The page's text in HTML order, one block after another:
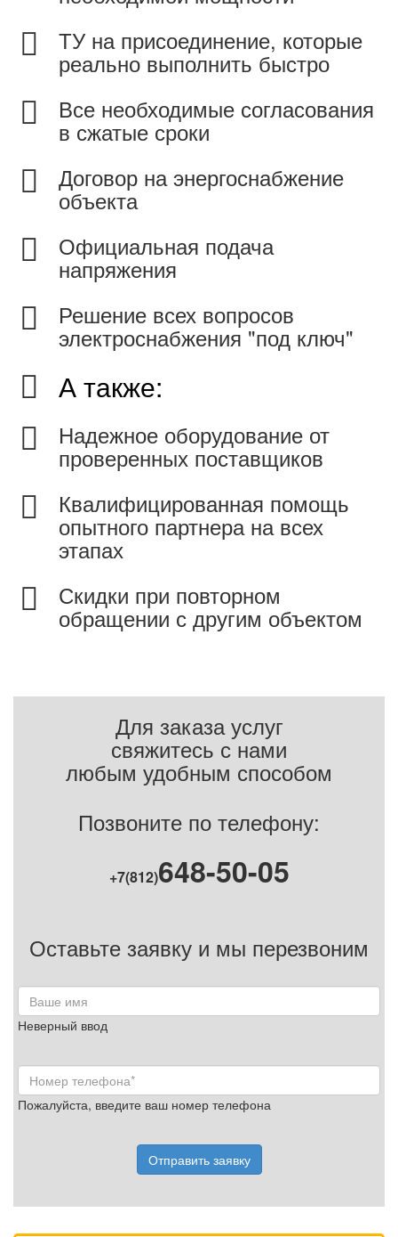
ТУ на присоединение, которые
реально выполнить быстро
Все необходимые согласования
в сжатые сроки
Договор на энергоснабжение
объекта
Официальная подача
напряжения
Решение всех вопросов
электроснабжения "под ключ"
А также:
Надежное оборудование от
проверенных поставщиков
Квалифицированная помощь
опытного партнера на всех
этапах
Скидки при повторном
обращении с другим объектом
Для заказа услуг
свяжитесь с нами
любым удобным способом
Позвоните по телефону:
+7(812)648-50-05
Оставьте заявку и мы перезвоним
Неверный ввод
Пожалуйста, введите ваш номер телефона
Отправить заявку